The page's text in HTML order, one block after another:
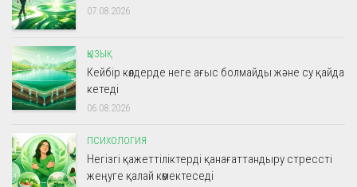
07.08.2026
ҚЫЗЫҚ
Кейбір көлдерде неге ағыс болмайды және су қайда
кетеді
06.08.2026
ПСИХОЛОГИЯ
Негізгі қажеттіліктерді қанағаттандыру стрессті
жеңуге қалай көмектеседі